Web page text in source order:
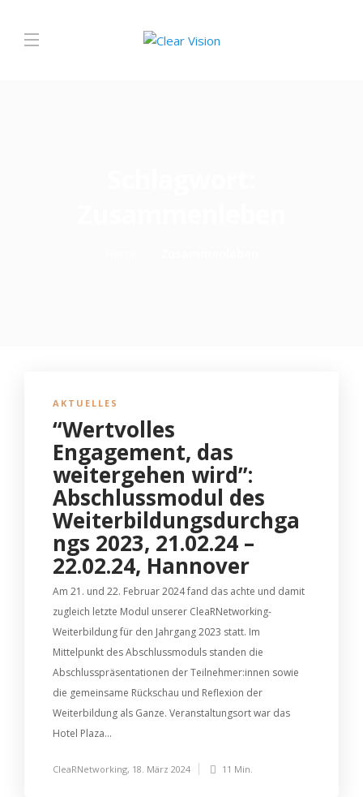
AKTUELLES
“Wertvolles
Engagement, das
weitergehen wird”:
Abschlussmodul des
Weiterbildungsdurchga
ngs 2023, 21.02.24 –
22.02.24, Hannover
Am 21. und 22. Februar 2024 fand das achte und damit
zugleich letzte Modul unserer CleaRNetworking-
Weiterbildung für den Jahrgang 2023 statt. Im
Mittelpunkt des Abschlussmoduls standen die
Abschlusspräsentationen der Teilnehmer:innen sowie
die gemeinsame Rückschau und Reflexion der
Weiterbildung als Ganze. Veranstaltungsort war das
Hotel Plaza...
CleaRNetworking, 18. März 2024 11 Min.